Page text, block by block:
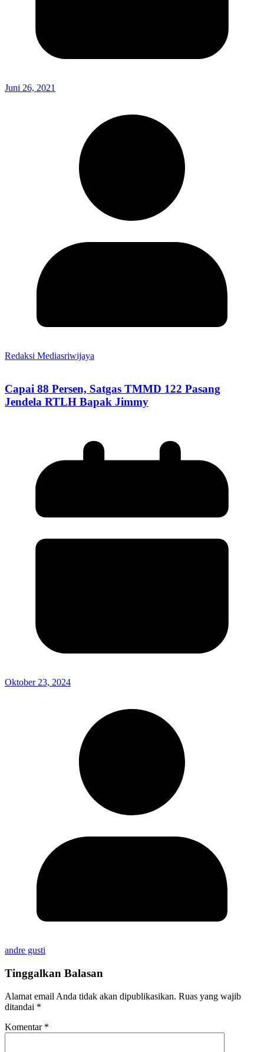
Juni 26, 2021
Redaksi Mediasriwijaya
Capai 88 Persen, Satgas TMMD 122 Pasang
Jendela RTLH Bapak Jimmy
Oktober 23, 2024
andre gusti
Tinggalkan Balasan
Alamat email Anda tidak akan dipublikasikan. Ruas yang wajib
ditandai *
Komentar *